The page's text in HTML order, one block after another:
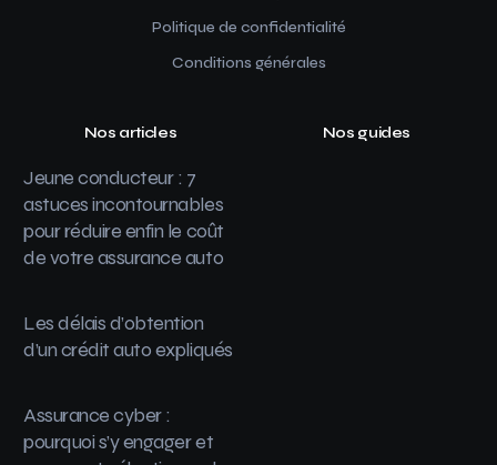
Politique de confidentialité
Conditions générales
Nos articles
Jeune conducteur : 7
astuces incontournables
pour réduire enfin le coût
de votre assurance auto
Les délais d’obtention
d’un crédit auto expliqués
Assurance cyber :
pourquoi s’y engager et
Nos guides